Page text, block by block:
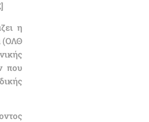
η
(ΟΛΘ
που